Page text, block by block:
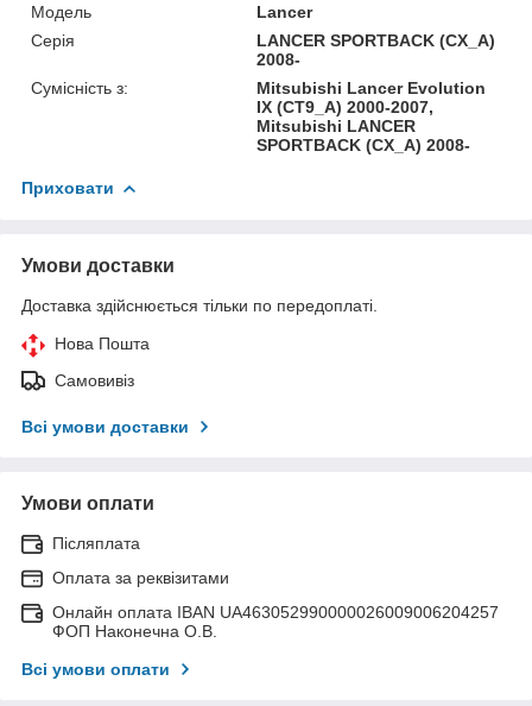
Модель
Lancer
Серія
LANCER SPORTBACK (CX_A)
2008-
Сумісність з:
Mitsubishi Lancer Evolution
IX (CT9_A) 2000-2007,
Mitsubishi LANCER
SPORTBACK (CX_A) 2008-
Приховати
Умови доставки
Доставка здійснюється тільки по передоплаті.
Нова Пошта
Самовивіз
Всі умови доставки
Умови оплати
Післяплата
Оплата за реквізитами
Онлайн оплата IBAN UA463052990000026009006204257
ФОП Наконечна О.В.
Всі умови оплати